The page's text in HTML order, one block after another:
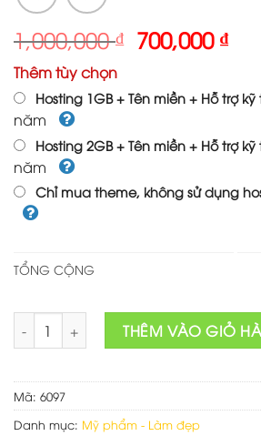
1,000,000₫ 700,000₫
Thêm tùy chọn
Hosting 1GB + Tên miền + Hỗ trợ
năm
Hosting 2GB + Tên miền + Hỗ trợ
năm
Chỉ mua theme, không sử dụng
TỔNG CỘNG
Mẫu web mỹ phẩm 5 số lượng
THÊM VÀO GIỎ
Mã: 6097
Danh mục: Mỹ phẩm - Làm đẹp